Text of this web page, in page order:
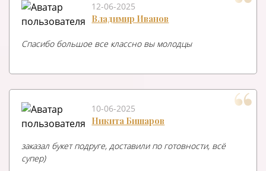
12-06-2025
Владимир Иванов
Спасибо большое все классно вы молодцы
10-06-2025
Никита Бишаров
заказал букет подруге, доставили по готовности, всё
супер)